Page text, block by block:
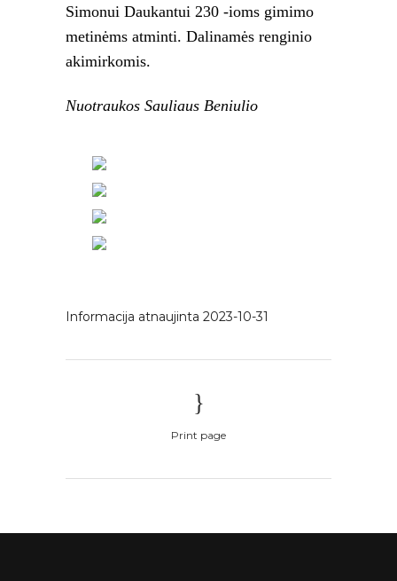
Simonui Daukantui 230 -ioms gimimo
metinėms atminti. Dalinamės renginio
akimirkomis.
Nuotraukos Sauliaus Beniulio
Informacija atnaujinta 2023-10-31
Print page